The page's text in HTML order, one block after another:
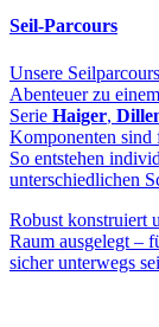
Seil-Parcours
Unsere
Abenteuer zu
Serie Haiger,
Komponenten sind
So entstehen
unterschiedlichen
Robust konstruiert
Raum ausgelegt –
sicher unterwegs